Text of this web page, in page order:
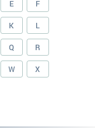
E F
K L
Q R
W X